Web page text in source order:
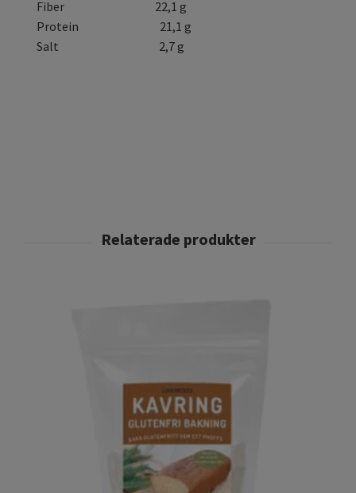
Fiber 22,1 g
Protein 21,1 g
Salt 2,7 g